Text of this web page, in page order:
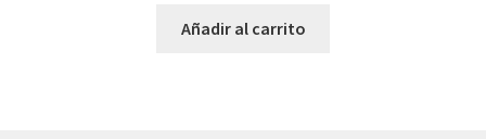
Añadir al carrito